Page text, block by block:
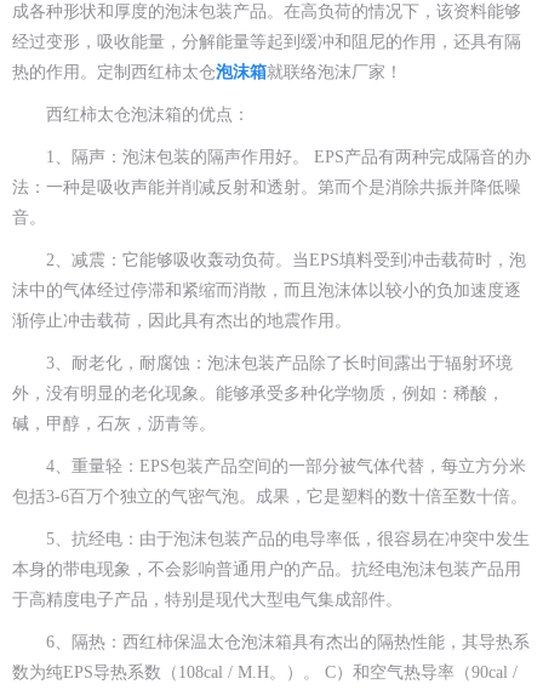
成各种形状和厚度的泡沫包装产品。在高负荷的情况下，该资料能够
经过变形，吸收能量，分解能量等起到缓冲和阻尼的作用，还具有隔
热的作用。定制西红柿太仓泡沫箱就联络泡沫厂家！
西红柿太仓泡沫箱的优点：
1、隔声：泡沫包装的隔声作用好。 EPS产品有两种完成隔音的办
法：一种是吸收声能并削减反射和透射。第而个是消除共振并降低噪
音。
2、减震：它能够吸收轰动负荷。当EPS填料受到冲击载荷时，泡
沫中的气体经过停滞和紧缩而消散，而且泡沫体以较小的负加速度逐
渐停止冲击载荷，因此具有杰出的地震作用。
3、耐老化，耐腐蚀：泡沫包装产品除了长时间露出于辐射环境
外，没有明显的老化现象。能够承受多种化学物质，例如：稀酸，
碱，甲醇，石灰，沥青等。
4、重量轻：EPS包装产品空间的一部分被气体代替，每立方分米
包括3-6百万个独立的气密气泡。成果，它是塑料的数十倍至数十倍。
5、抗经电：由于泡沫包装产品的电导率低，很容易在冲突中发生
本身的带电现象，不会影响普通用户的产品。抗经电泡沫包装产品用
于高精度电子产品，特别是现代大型电气集成部件。
6、隔热：西红柿保温太仓泡沫箱具有杰出的隔热性能，其导热系
数为纯EPS导热系数（108cal / M.H。）。 C）和空气热导率（90cal /